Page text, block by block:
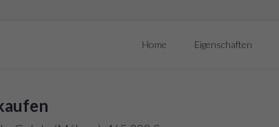
Home Eigenschaften